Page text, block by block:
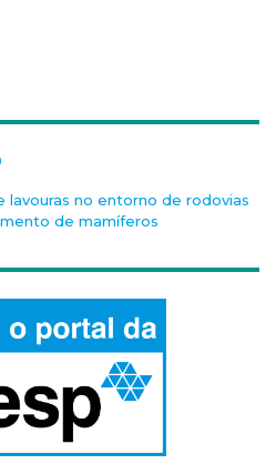
lavouras no entorno de rodovias
de mamíferos